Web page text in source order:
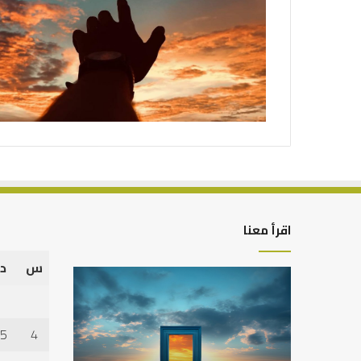
اقرأ معنا
التوازن
عمل
الدنيا
وطلب
كيف
شخصية
الإنسان؟
س
د
4
5